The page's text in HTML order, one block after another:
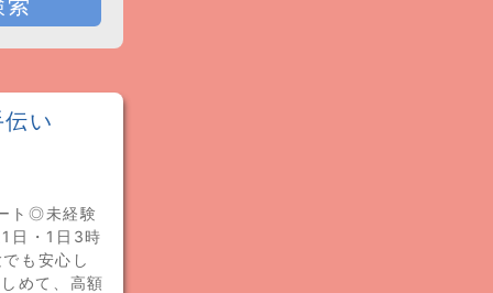
い
ト◎未経験
日・1日3時
も安心し
めて、高額